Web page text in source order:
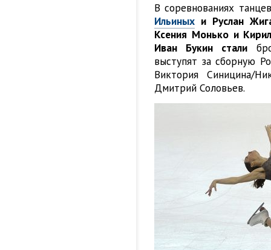
В соревнованиях
Ильиных и Руслан
Ксения Монько и
Иван Букин стали
выступят за сборную
Виктория Синицина/
Дмитрий Соловьев.